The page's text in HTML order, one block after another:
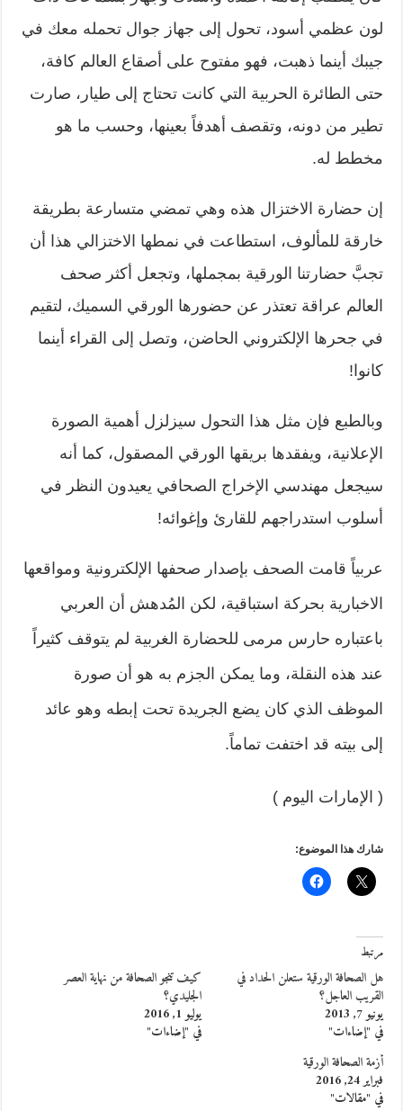
لون عظمي أسود، تحول إلى جهاز جوال تحمله معك في
جيبك أينما ذهبت، فهو مفتوح على أصقاع العالم كافة،
حتى الطائرة الحربية التي كانت تحتاج إلى طيار، صارت
تطير من دونه، وتقصف أهدفاً بعينها، وحسب ما هو
مخطط له.
إن حضارة الاختزال هذه وهي تمضي متسارعة بطريقة
خارقة للمألوف، استطاعت في نمطها الاختزالي هذا أن
تجبَّ حضارتنا الورقية بمجملها، وتجعل أكثر صحف
العالم عراقة تعتذر عن حضورها الورقي السميك، لتقيم
في جحرها الإلكتروني الحاضن، وتصل إلى القراء أينما
كانوا!
وبالطبع فإن مثل هذا التحول سيزلزل أهمية الصورة
الإعلانية، ويفقدها بريقها الورقي المصقول، كما أنه
سيجعل مهندسي الإخراج الصحافي يعيدون النظر في
أسلوب استدراجهم للقارئ وإغوائه!
عربياً قامت الصحف بإصدار صحفها الإلكترونية ومواقعها
الاخبارية بحركة استباقية، لكن المُدهش أن العربي
باعتباره حارس مرمى للحضارة الغربية لم يتوقف كثيراً
عند هذه النقلة، وما يمكن الجزم به هو أن صورة
الموظف الذي كان يضع الجريدة تحت إبطه وهو عائد
إلى بيته قد اختفت تماماً.
( الإمارات اليوم )
شارك هذا الموضوع:
مرتبط
هل الصحافة الورقية ستعلن الحداد في
القريب العاجل؟
يونيو 7, 2013
في "إضاءات"
كيف تنجو الصحافة من نهاية العصر
الجليدي؟
يوليو 1, 2016
في "إضاءات"
أزمة الصحافة الورقية
فبراير 24, 2016
في "مقالات"